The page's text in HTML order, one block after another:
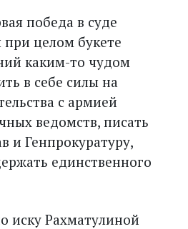
победа в суде
целом букете
каким-то чудом
в себе силы на
с армией
ведомств, писать
и Генпрокуратуру,
единственного
иску Рахматулиной